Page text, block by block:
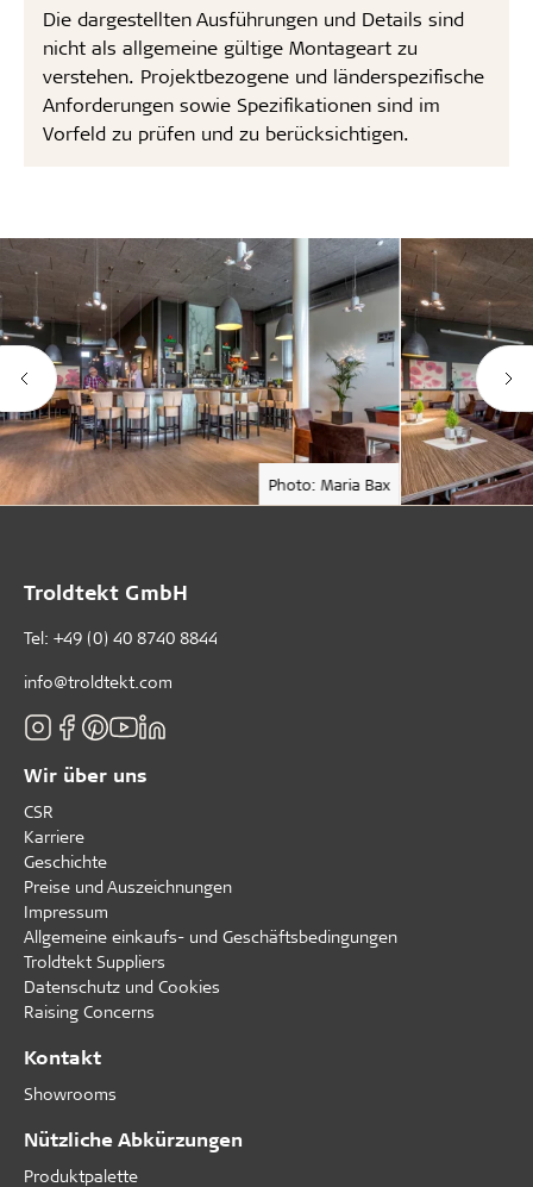
Die dargestellten Ausführungen und Details sind
nicht als allgemeine gültige Montageart zu
verstehen. Projektbezogene und länderspezifische
Anforderungen sowie Spezifikationen sind im
Vorfeld zu prüfen und zu berücksichtigen.
Photo: Maria Bax
Troldtekt GmbH
Tel: +49 (0) 40 8740 8844
info@troldtekt.com
Wir über uns
CSR
Karriere
Geschichte
Preise und Auszeichnungen
Impressum
Allgemeine einkaufs- und Geschäftsbedingungen
Troldtekt Suppliers
Datenschutz und Cookies
Raising Concerns
Kontakt
Showrooms
Nützliche Abkürzungen
Produktpalette